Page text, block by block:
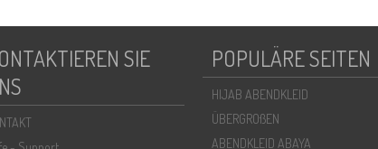
SIE
POPULÄRE SEITEN
HIJAB ABENDKLEID
ÜBERGROßEN
ABENDKLEID ABAYA